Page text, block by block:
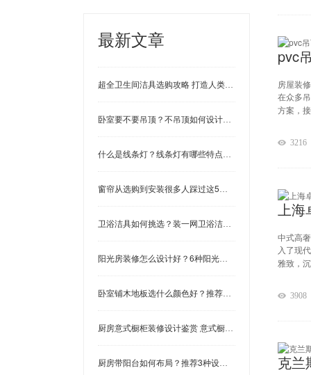
最新文章
超全卫生间洁具选购攻略 打造人类高质量卫生间
卧室要不要吊顶？不吊顶如何设计？5款卧室装修效果图
什么是线条灯？线条灯有哪些特点？家居装修的4种应用
窗帘从选购到安装很多人踩过这5个大坑 窗帘选购注意事项
卫浴洁具如何挑选？装一网卫浴洁具选购注意事项
阳光房装修怎么设计好？6种阳光房设计样式 帮你解决选择困
卧室铺木地板选什么颜色好？推荐这3种颜色 温馨又时尚！
厨房意式橱柜装修设计鉴赏 意式橱柜装修效果图
厨房带阳台如何布局？推荐3种设计方案 一种比一种高级！
pvc
房屋装
在众多
方案，
3216
中式高
入了现
雅致，
3908
克兰